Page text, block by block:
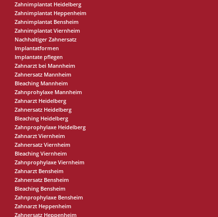
Zahnimplantat Heidelberg
Zahnimplantat Heppenheim
Zahnimplantat Bensheim
Zahnimplantat Viernheim
Nachhaltiger Zahnersatz
Implantatformen
Implantate pflegen
Zahnarzt bei Mannheim
Zahnersatz Mannheim
Bleaching Mannheim
Zahnprohylaxe Mannheim
Zahnarzt Heidelberg
Zahnersatz Heidelberg
Bleaching Heidelberg
Zahnprophylaxe Heidelberg
Zahnarzt Viernheim
Zahnersatz Viernheim
Bleaching Viernheim
Zahnprophylaxe Viernheim
Zahnarzt Bensheim
Zahnersatz Bensheim
Bleaching Bensheim
Zahnprophylaxe Bensheim
Zahnarzt Heppenheim
Zahnersatz Heppenheim